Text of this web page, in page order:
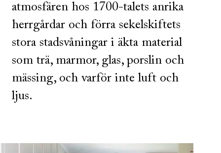
atmosfären hos 1700-talets anrika
herrgårdar och förra sekelskiftets
stora stadsvåningar i äkta material
som trä, marmor, glas, porslin och
mässing, och varför inte luft och
ljus.